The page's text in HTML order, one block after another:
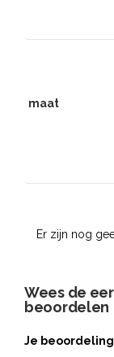
maat
Er zijn nog
Wees de
beoordelen
Je beoordeling